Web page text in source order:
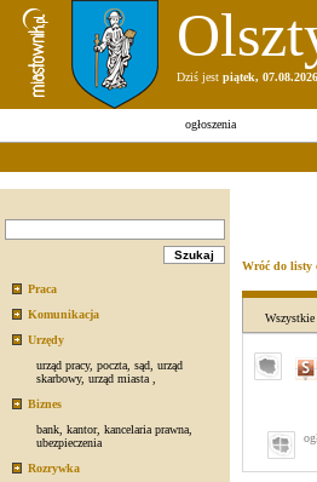
Dziś jest piątek, 07.08.2026
ogłoszenia
Praca
Komunikacja
Urzędy
urząd pracy, poczta sąd urząd
skarbowy, urząd miasta
Biznes
bank kantor, kancelaria prawna
ubezpieczenia
Rozrywka
Wróć do listy
Wszystkie